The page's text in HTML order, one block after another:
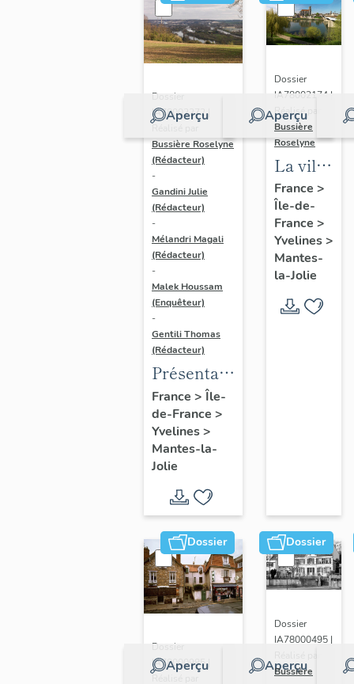
Aperçu
Dossier
IA78002272 |
Bussière Roselyne
(Rédacteur)
-
Gandini Julie
(Rédacteur)
-
Mélandri Magali
(Rédacteur)
-
Malek Houssam
(Enquêteur)
-
Gentili Thomas
(Rédacteur)
Présentation
de l'étude
France > Île-
de-France >
Yvelines>
Mantes-la-
Jolie
Aperçu
Dossier
IA78002174 |
Réalisé par
Bussière
Roselyne
La ville
de
Mantes-
la-Jolie
France >
Île-de-
France >
Yvelines>
Mantes-
la-Jolie
Dossier
Aperçu
Dossier
IA78000985 |
Dossier
Aperçu
Dossier
IA78000495 |
Bussière